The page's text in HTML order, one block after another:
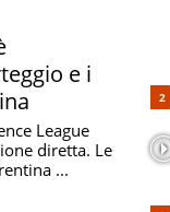
e i
League
diretta. Le
...